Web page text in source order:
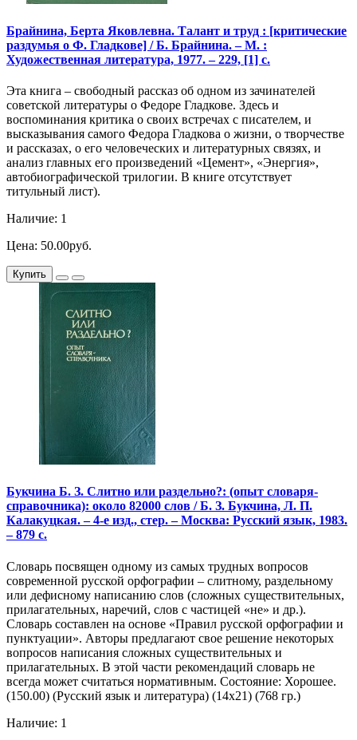
Брайнина, Берта Яковлевна. Талант и труд : [критические
раздумья о Ф. Гладкове] / Б. Брайнина. – М. :
Художественная литература, 1977. – 229, [1] с.
Эта книга – свободный рассказ об одном из зачинателей
советской литературы о Федоре Гладкове. Здесь и
воспоминания критика о своих встречах с писателем, и
высказывания самого Федора Гладкова о жизни, о творчестве
и рассказах, о его человеческих и литературных связях, и
анализ главных его произведений «Цемент», «Энергия»,
автобиографической трилогии. В книге отсутствует
титульный лист).
Наличие: 1
Цена: 50.00руб.
Купить
Букчина Б. З. Слитно или раздельно?: (опыт словаря-
справочника): около 82000 слов / Б. З. Букчина, Л. П.
Калакуцкая. – 4-е изд., стер. – Москва: Русский язык, 1983.
– 879 с.
Словарь посвящен одному из самых трудных вопросов
современной русской орфографии – слитному, раздельному
или дефисному написанию слов (сложных существительных,
прилагательных, наречий, слов с частицей «не» и др.).
Словарь составлен на основе «Правил русской орфографии и
пунктуации». Авторы предлагают свое решение некоторых
вопросов написания сложных существительных и
прилагательных. В этой части рекомендаций словарь не
всегда может считаться нормативным. Состояние: Хорошее.
(150.00) (Русский язык и литература) (14х21) (768 гр.)
Наличие: 1